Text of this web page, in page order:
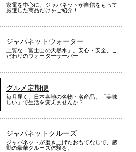
家電を中心に、ジャパネットが自信をもって
厳選した商品だけをご紹介！
ジャパネットウォーター
上質な「富士山の天然水」。安心・安全、こ
だわりのウォーターサーバー
グルメ定期便
毎月届く、日本各地の名物・名産品。「美味
しい」で生活を変えませんか？
ジャパネットクルーズ
ジャパネットが磨き上げたおもてなしで、感
動の豪華クルーズ体験を。